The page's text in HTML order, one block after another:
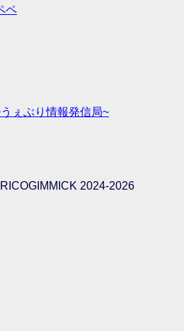
ペ
ぇぶり情報発信局~
2024-2026